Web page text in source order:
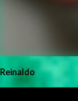
Reinaldo